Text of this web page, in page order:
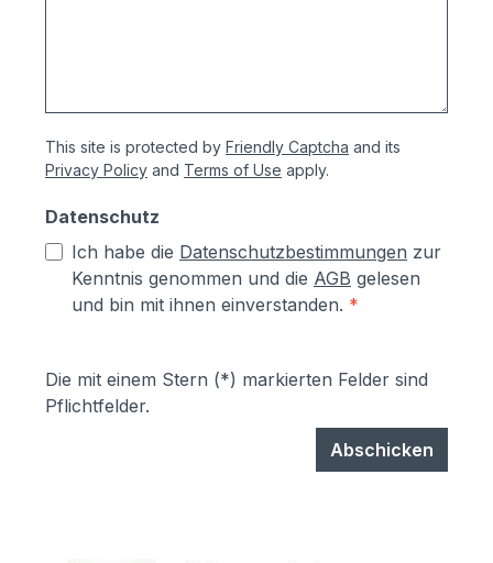
This site is protected by Friendly Captcha and its
Privacy Policy and Terms of Use apply.
Datenschutz
Ich habe die Datenschutzbestimmungen zur
Kenntnis genommen und die AGB gelesen
und bin mit ihnen einverstanden. *
Die mit einem Stern (*) markierten Felder sind
Pflichtfelder.
Abschicken